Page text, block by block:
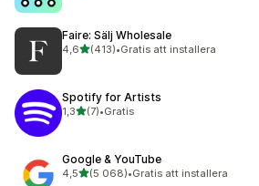
Faire: Sälj Wholesale
4,6av 5 stjärnor
(413)
413 recensioner totalt
•Gratis att installera
Spotify for Artists
1,3av 5 stjärnor
(7)
7 recensioner totalt
•Gratis
Google & YouTube
4,5av 5 stjärnor
(5 068)
5068 recensioner totalt
•Gratis att installera